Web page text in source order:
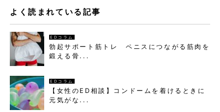
よく読まれている記事
EDコラム
勃起サポート筋トレ ペニスにつながる筋肉を
鍛える骨...
EDコラム
【女性のED相談】コンドームを着けるときに
元気がな...